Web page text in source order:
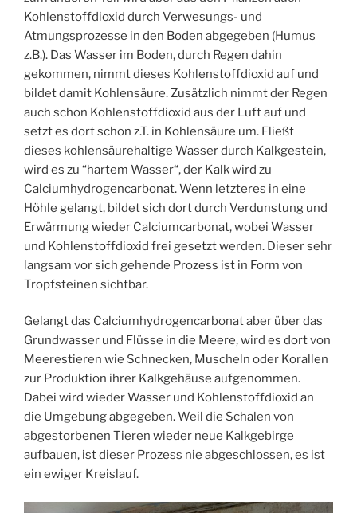
Kohlenstoffdioxid durch Verwesungs- und
Atmungsprozesse in den Boden abgegeben (Humus
z.B.). Das Wasser im Boden, durch Regen dahin
gekommen, nimmt dieses Kohlenstoffdioxid auf und
bildet damit Kohlensäure. Zusätzlich nimmt der Regen
auch schon Kohlenstoffdioxid aus der Luft auf und
setzt es dort schon z.T. in Kohlensäure um. Fließt
dieses kohlensäurehaltige Wasser durch Kalkgestein,
wird es zu “hartem Wasser“, der Kalk wird zu
Calciumhydrogencarbonat. Wenn letzteres in eine
Höhle gelangt, bildet sich dort durch Verdunstung und
Erwärmung wieder Calciumcarbonat, wobei Wasser
und Kohlenstoffdioxid frei gesetzt werden. Dieser sehr
langsam vor sich gehende Prozess ist in Form von
Tropfsteinen sichtbar.
Gelangt das Calciumhydrogencarbonat aber über das
Grundwasser und Flüsse in die Meere, wird es dort von
Meerestieren wie Schnecken, Muscheln oder Korallen
zur Produktion ihrer Kalkgehäuse aufgenommen.
Dabei wird wieder Wasser und Kohlenstoffdioxid an
die Umgebung abgegeben. Weil die Schalen von
abgestorbenen Tieren wieder neue Kalkgebirge
aufbauen, ist dieser Prozess nie abgeschlossen, es ist
ein ewiger Kreislauf.